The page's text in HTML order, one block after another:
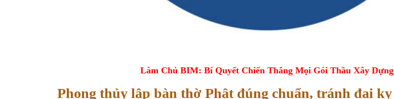
Làm Chủ BIM: Bí Quyết Chiến Thắng Mọi Gói Thầu Xây Dựng
Phong thủy lập bàn thờ Phật đúng chuẩn, tránh đại kỵ